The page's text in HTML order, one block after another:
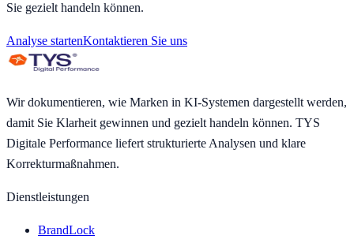
Sie gezielt handeln können.
Analyse startenKontaktieren Sie uns
Wir dokumentieren, wie Marken in KI-Systemen dargestellt werden,
damit Sie Klarheit gewinnen und gezielt handeln können. TYS
Digitale Performance liefert strukturierte Analysen und klare
Korrekturmaßnahmen.
Dienstleistungen
BrandLock